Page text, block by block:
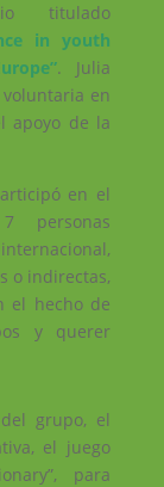
titulado
in youth
. Julia
en
apoyo de la
en el
personas
o indirectas,
el hecho de
y querer
grupo, el
el juego
para